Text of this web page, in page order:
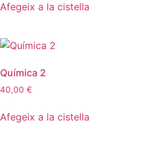
Afegeix a la cistella
Química 2
40,00 €
Afegeix a la cistella